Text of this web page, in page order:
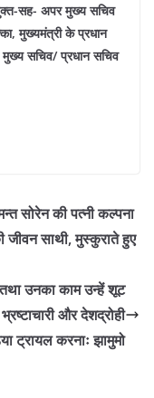
सह- अपर मुख्य सचिव
मुख्यमंत्री के प्रधान
मुख्य सचिव/ प्रधान सचिव
सोरेन की पत्नी कल्पना
जीवन साथी, मुस्कुराते हुए
उनका काम उन्हें शूट
और देशद्रोही
ट्रायल करनाः झामुमो